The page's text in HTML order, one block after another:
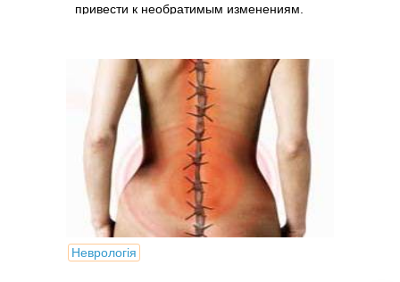
привести к необратимым изменениям.
Неврологія